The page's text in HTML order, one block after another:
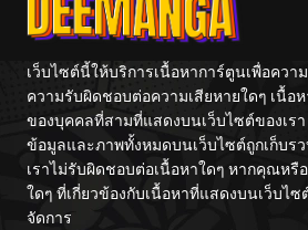
เว็บไซต์นี้ให้บริการเนื้อหาการ์ตูนเพื่อควา
ความรับผิดชอบต่อความเสียหายใดๆ เนื้อ
ของบุคคลที่สามที่แสดงบนเว็บไซต์ของเรา
ข้อมูลและภาพทั้งหมดบนเว็บไซต์ถูกเก็บร
เราไม่รับผิดชอบต่อเนื้อหาใดๆ หากคุณห
ใดๆ ที่เกี่ยวข้องกับเนื้อหาที่แสดงบนเว็บไ
จัดการ